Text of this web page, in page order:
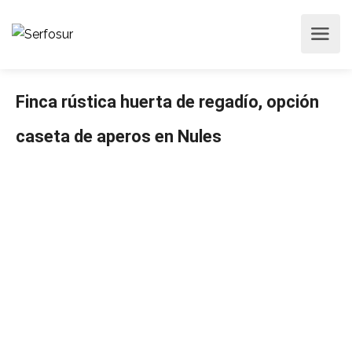
Finca rústica huerta de regadío, opción
caseta de aperos en Nules